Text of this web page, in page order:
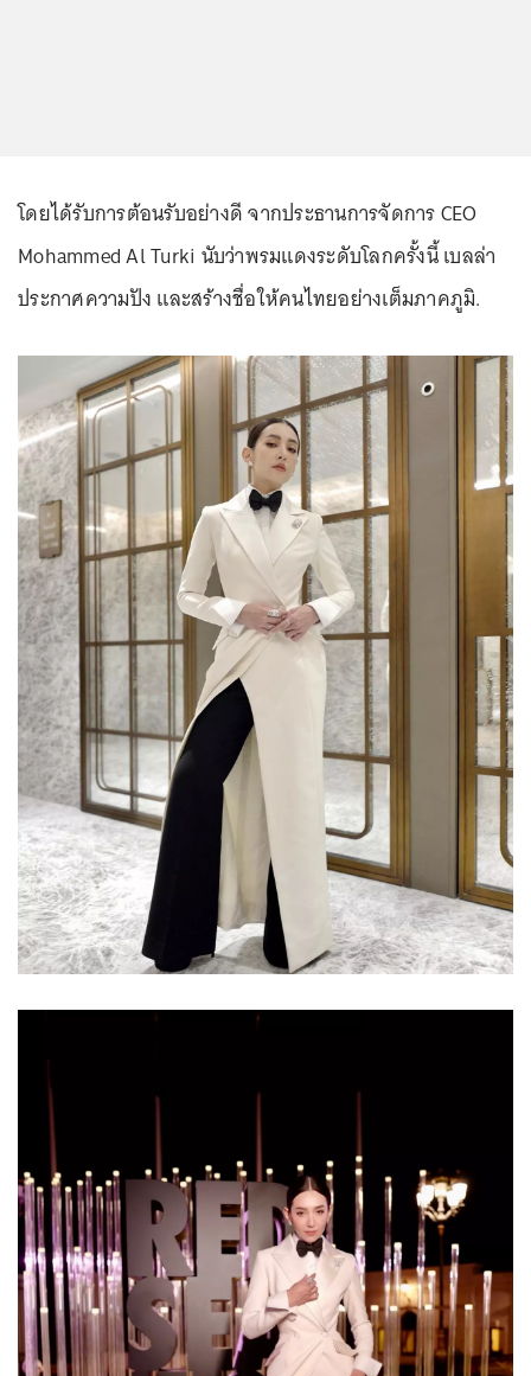
โดยได้รับการต้อนรับอย่างดี จากประธานการจัดการ CEO
Mohammed Al Turki นับว่าพรมแดงระดับโลกครั้งนี้ เบลล่า
ประกาศความปัง และสร้างชื่อให้คนไทยอย่างเต็มภาคภูมิ.